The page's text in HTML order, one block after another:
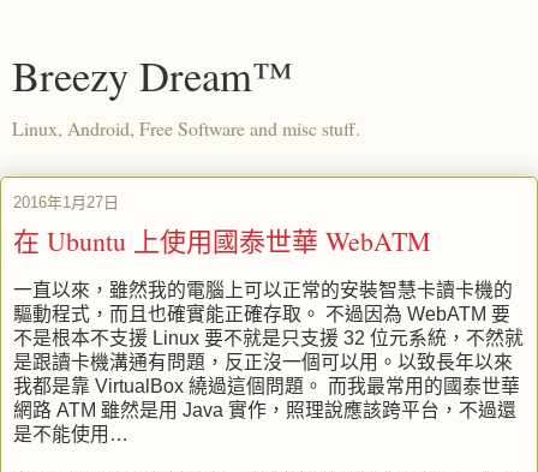
Breezy Dream™
Linux, Android, Free Software and misc stuff.
2016年1月27日
在 Ubuntu 上使用國泰世華 WebATM
一直以來，雖然我的電腦上可以正常的安裝智慧卡讀卡機的
驅動程式，而且也確實能正確存取。 不過因為 WebATM 要
不是根本不支援 Linux 要不就是只支援 32 位元系統，不然就
是跟讀卡機溝通有問題，反正沒一個可以用。以致長年以來
我都是靠 VirtualBox 繞過這個問題。 而我最常用的國泰世華
網路 ATM 雖然是用 Java 實作，照理說應該跨平台，不過還
是不能使用…